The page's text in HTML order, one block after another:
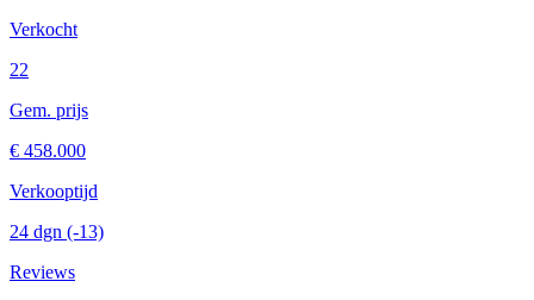
Verkocht
22
Gem. prijs
€ 458.000
Verkooptijd
24 dgn (-13)
Reviews